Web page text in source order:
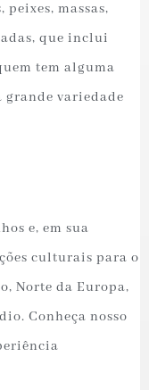
peixes, massas,
que inclui
tem alguma
variedade
e, em sua
culturais para o
Norte da Europa,
Conheça nosso